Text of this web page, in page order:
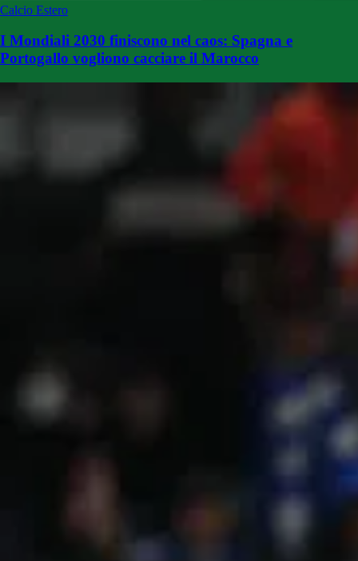
Calcio Estero
I Mondiali 2030 finiscono nel caos: Spagna e
Portogallo vogliono cacciare il Marocco